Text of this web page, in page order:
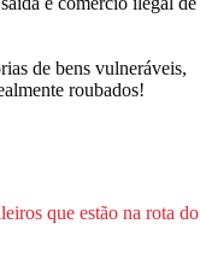
de bens vulneráveis,
roubados!
que estão na rota do